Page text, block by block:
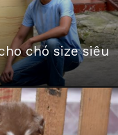
chó size siêu